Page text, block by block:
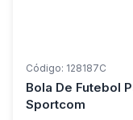
Código: 128187C
Bola De Futebol
Sportcom